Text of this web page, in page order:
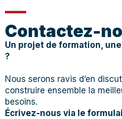
Contactez-
Un projet de formation,
?
Nous serons ravis d’en
construire ensemble la
besoins.
Écrivez-nous via le